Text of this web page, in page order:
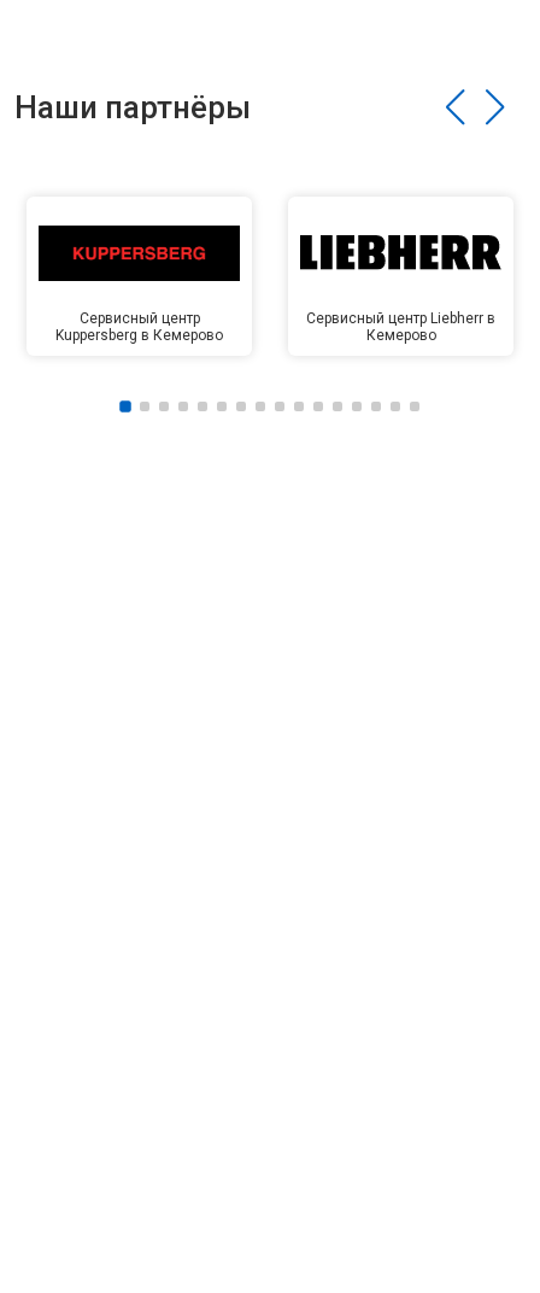
Наши партнёры
Сервисный центр
Kuppersberg в Кемерово
Сервисный центр Liebherr в
Кемерово